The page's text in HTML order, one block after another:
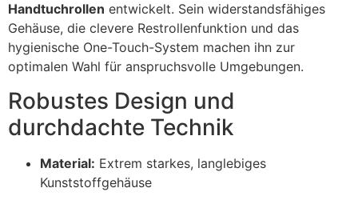
Handtuchrollen entwickelt. Sein widerstandsfähiges
Gehäuse, die clevere Restrollenfunktion und das
hygienische One-Touch-System machen ihn zur
optimalen Wahl für anspruchsvolle Umgebungen.
Robustes Design und
durchdachte Technik
Material: Extrem starkes, langlebiges
Kunststoffgehäuse